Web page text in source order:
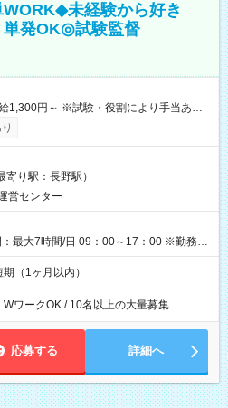
未経験から好き
単発OK◎試験監督
あり 【即給（前払い）オプションあ
、勤務から1週間ほどで給与の一部を受け
8:30～17:30（休憩1時間） 時給1,300円
＋交通費 ※当日の役割により時給＋100
験 7:00～13:30（休憩なし） 時給1,300
時間＝日収8,400円＋交通費 【試用期
り駅：長野駅）
営センター
最大7時間/日 09：00～17：00 ※勤務時
ります。
（1ヶ月以内）
ワークOK / 10名以上の大量募集
応募する 詳細へ